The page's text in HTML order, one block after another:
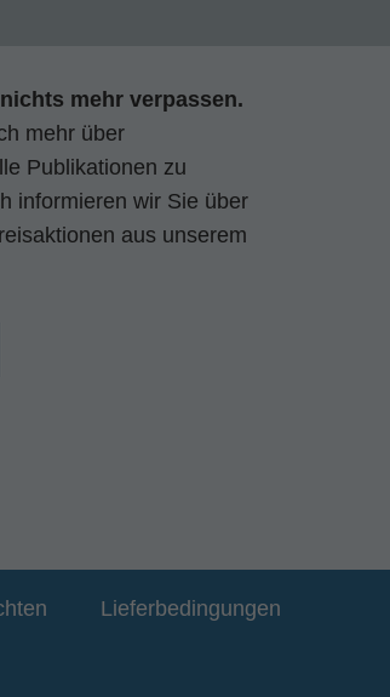
mehr verpassen.
mehr über
Publikationen zu
informieren wir Sie über
aus unserem
Lieferbedingungen